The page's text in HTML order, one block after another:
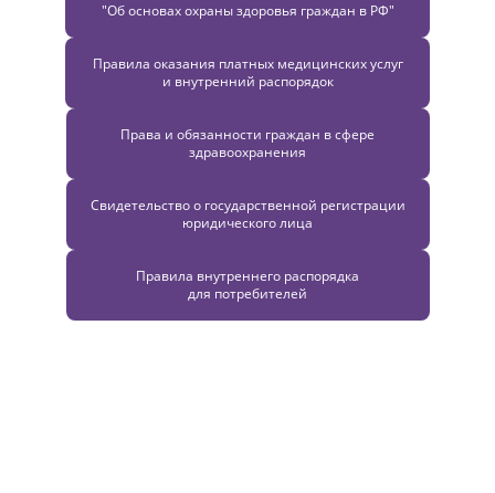
"Об основах охраны здоровья граждан в РФ"
Правила оказания платных медицинских услуг
и внутренний распорядок
Права и обязанности граждан в сфере
здравоохранения
Свидетельство о государственной регистрации
юридического лица
Правила внутреннего распорядка
для потребителей